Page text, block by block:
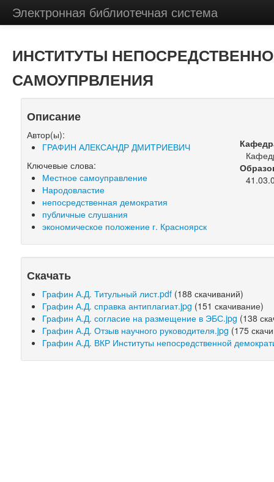
Электронная библиотечная система
ИНСТИТУТЫ
САМОУПРВЛЕНИЯ
Описание
Автор(ы):
ГРАФИН АЛЕКСАНДР ДМИТРИЕВИЧ
Ключевые слова:
Местное самоуправление
Народовластие
непосредственная демократия
публичные слушания
экономическое положение г. Красноярск
Скачать
Графин А.Д. Титульный лист.pdf (188 скачиваний)
Графин А.Д. справка антиплагиат.jpg (151 скачивание)
Графин А.Д. согласие на размещение в ЭБС.jpg (138
Графин А.Д. Отзыв научного руководителя.jpg (175
Графин А.Д. ВКР Институты непосредственной